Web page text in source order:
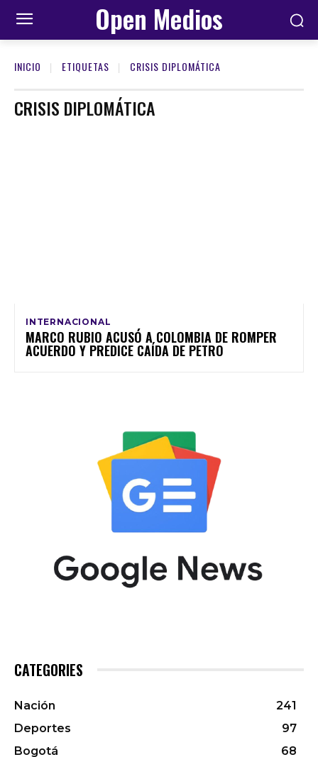
Open Medios
INICIO ETIQUETAS CRISIS DIPLOMÁTICA
CRISIS DIPLOMÁTICA
INTERNACIONAL
MARCO RUBIO ACUSÓ A COLOMBIA DE ROMPER
ACUERDO Y PREDICE CAÍDA DE PETRO
CATEGORIES
Nación
241
Deportes
97
Bogotá
68